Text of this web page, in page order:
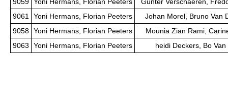
9059 Yoni Hermans, Florian Peeters
Gunter Verschaeren,
9061 Yoni Hermans, Florian Peeters
Johan Morel, Bruno Van
9058 Yoni Hermans, Florian Peeters
Mounia Zian Rami,
9063
Yoni Hermans, Florian Peeters heidi Deckers, Bo